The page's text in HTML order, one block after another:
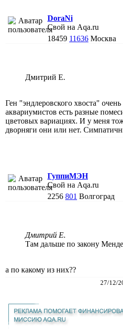
DoraNi
Свой на Aqa.ru
18459 11636 Москва
Дмитрий Е.
Ген "эндлеровского хвоста"
аквариумистов есть разные
цветовых вариациях. И у меня
дворняги они или нет.
ГуппиМЭН
Свой на Aqa.ru
2256 801 Волгоград
Дмитрий Е.
Там дальше по закону
а по какому из них??
27/12/